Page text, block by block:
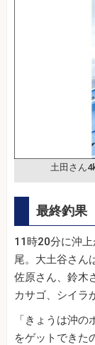
土田さん
最終釣果
11時20分に沖
尾。大土谷さん
佐原さん、鈴木
カサゴ、シイラ
「きょうは沖
をゲットできた